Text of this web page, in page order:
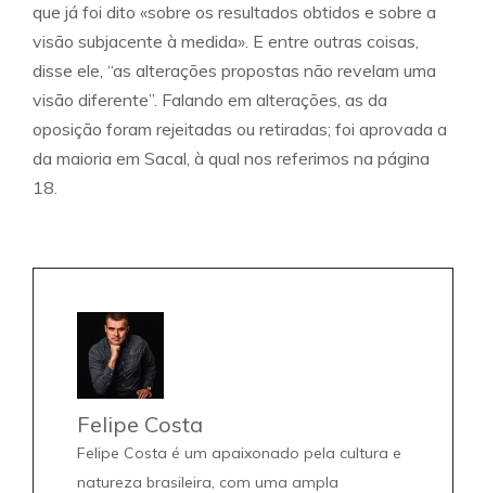
que já foi dito «sobre os resultados obtidos e sobre a
visão subjacente à medida». E entre outras coisas,
disse ele, “as alterações propostas não revelam uma
visão diferente”. Falando em alterações, as da
oposição foram rejeitadas ou retiradas; foi aprovada a
da maioria em Sacal, à qual nos referimos na página
18.
Felipe Costa
Felipe Costa é um apaixonado pela cultura e
natureza brasileira, com uma ampla